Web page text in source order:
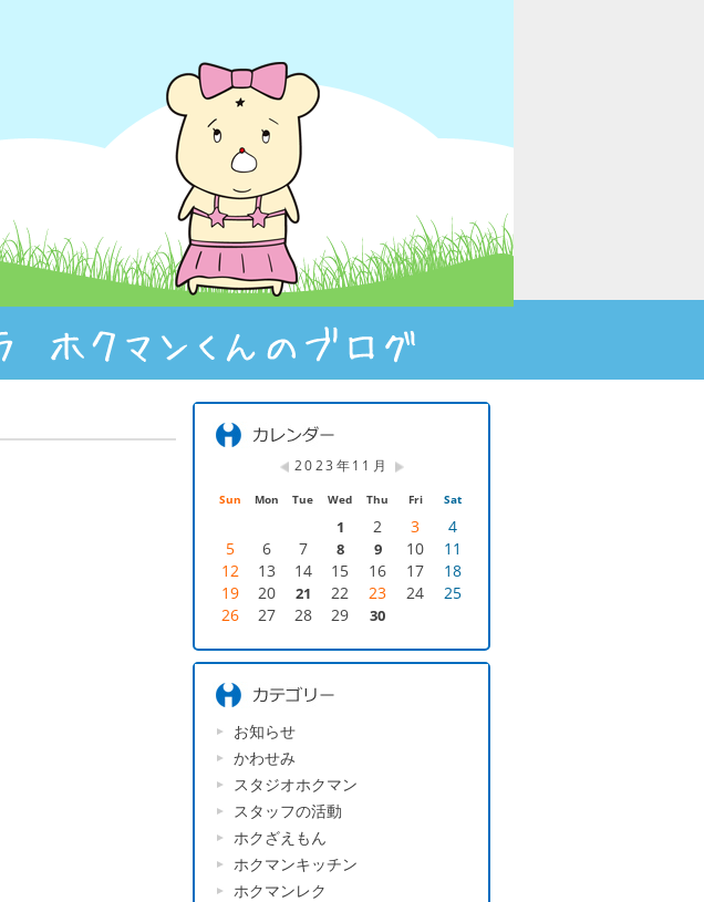
2023年11月
Sun Mon Tue Wed Thu Fri Sat
1 2 3
4
5
6 7 8 9 10
11
12
13 14 15 16 17
18
19
20 21 22 23 24
25
26
27 28 29 30
お知らせ
かわせみ
スタジオホクマン
スタッフの活動
ホクざえもん
ホクマンキッチン
ホクマンレク